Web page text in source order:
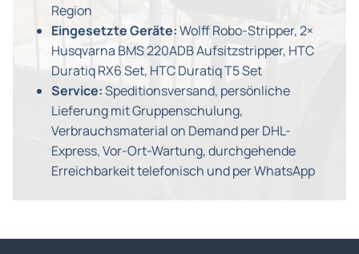
Region
Eingesetzte Geräte:Wolff Robo-Stripper, 2×
Husqvarna BMS 220ADB Aufsitzstripper, HTC
Duratiq RX6 Set, HTC Duratiq T5 Set
Service:Speditionsversand, persönliche
Lieferung mit Gruppenschulung,
Verbrauchsmaterial on Demand per DHL-
Express, Vor-Ort-Wartung, durchgehende
Erreichbarkeit telefonisch und per WhatsApp